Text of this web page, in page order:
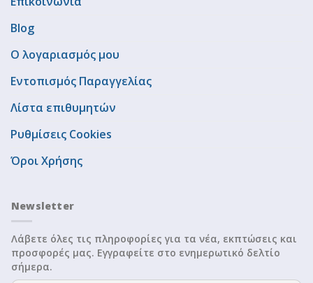
Blog
Ο λογαριασμός μου
Εντοπισμός Παραγγελίας
Λίστα επιθυμητών
Ρυθμίσεις Cookies
Όροι Χρήσης
Newsletter
Λάβετε όλες τις πληροφορίες για τα νέα, εκπτώσεις και
προσφορές μας. Εγγραφείτε στο ενημερωτικό δελτίο
σήμερα.